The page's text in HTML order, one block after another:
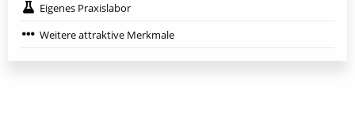
Eigenes Praxislabor
Weitere attraktive Merkmale